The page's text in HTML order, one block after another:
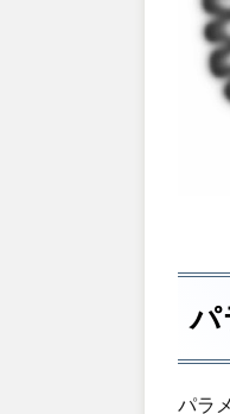
パ
パラ